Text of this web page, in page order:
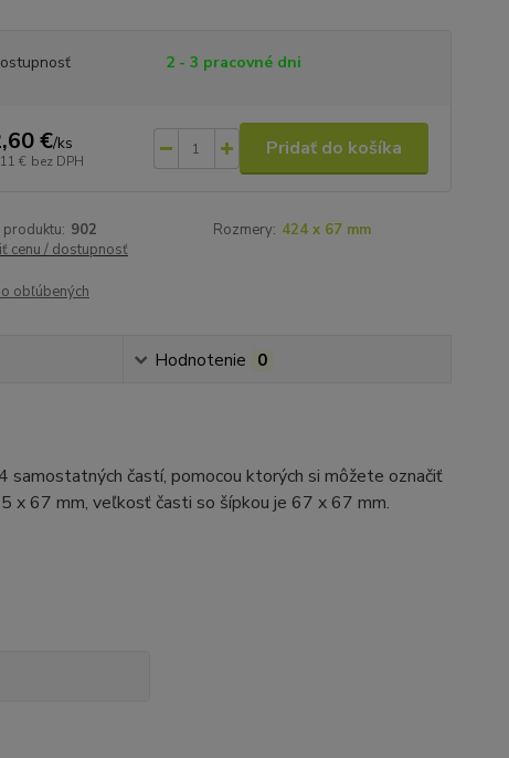
2 - 3 pracovné dni
€/ks
€ bez DPH
Pridať do košíka
902 Rozmery: 424 x 67 mm
cenu / dostupnosť
obľúbených
Hodnotenie 0
samostatných častí, pomocou ktorých si môžete označiť
x 67 mm, veľkosť časti so šípkou je 67 x 67 mm.